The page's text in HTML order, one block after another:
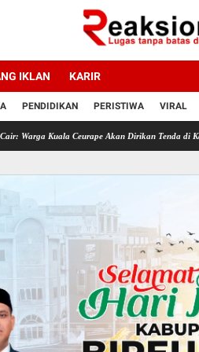
IKLAN KARIR
PENDIDIKAN PERISTIWA VIRAL
Ceurape Akan Dirikan Tenda di Kantor BPBD